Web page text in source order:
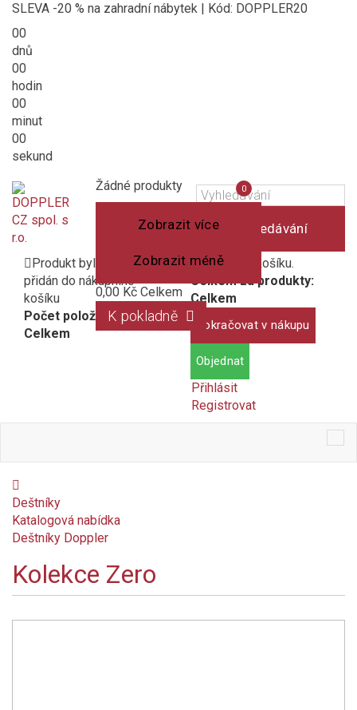
SLEVA -20 % na zahradní nábytek | Kód: DOPPLER20
00
dnů
00
hodin
00
minut
00
sekund
Vyhledávání
Košík
(prázdný)
Žádné produkty
Zobrazit více
Zobrazit méně
0,00 Kč Celkem
K pokladně
Produkt byl úspěšně
přidán do nákupního
košíku
Počet položek:
Celkem
1 produkt v košíku.
Celkem za produkty:
Celkem
Pokračovat v nákupu
Objednat
Přihlásit
Registrovat
Porovnání
produktů
0
Deštníky
Katalogová nabídka
Deštníky Doppler
Kč
Kč
Kolekce Zero